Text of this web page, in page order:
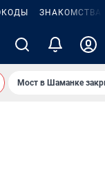
ЗНАКОМСТВА
Мост в Шаманке